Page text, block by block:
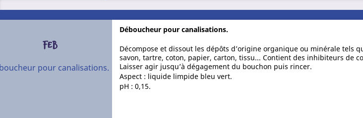
Déboucheur pour canalisations.
Décompose et dissout les dépôts d’origine organique ou minérale tels
savon, tartre, coton, papier, carton, tissu... Contient des inhibiteurs de
Laisser agir jusqu’à dégagement du bouchon puis rincer.
Aspect : liquide limpide bleu vert.
pH : 0,15.
FEB
pour canalisations.